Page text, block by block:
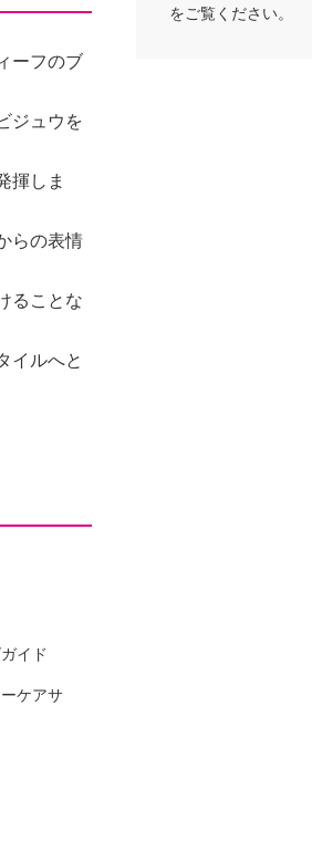
ーフのブ
ジュウを
揮しま
らの表情
ることな
イルへと
は絶対に
イド
ケアサ
をご覧ください。